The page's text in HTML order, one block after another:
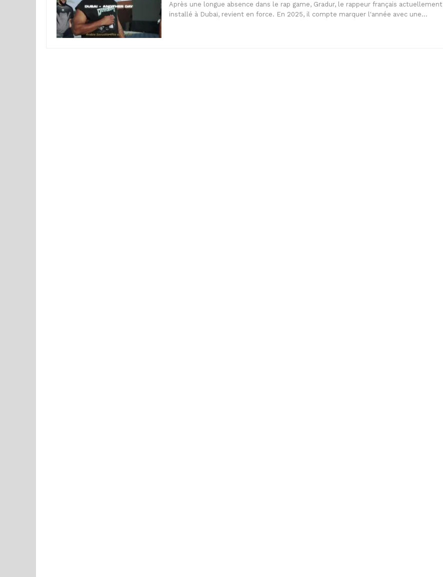
Après une longue absence dans le rap game, Gradur, le rappeur français actuellement
installé à Dubaï, revient en force. En 2025, il compte marquer l'année avec une…